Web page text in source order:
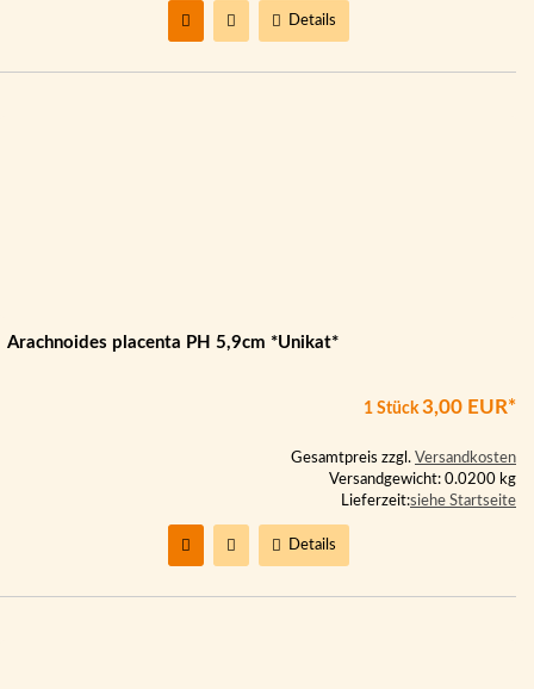
Details
Arachnoides placenta PH 5,9cm *Unikat*
1 Stück 3,00 EUR*
Gesamtpreis zzgl. Versandkosten
Versandgewicht: 0.0200 kg
Lieferzeit:siehe Startseite
Details